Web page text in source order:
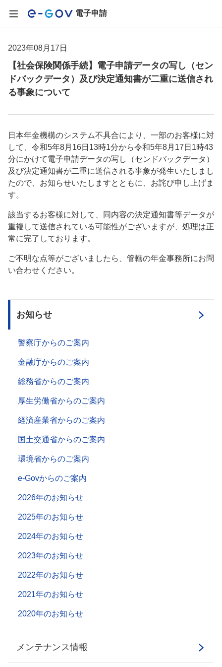
電子申請
2023年08月17日
【社会保険関係手続】電子申請データの写し（セン
ドバックデータ）及び決定通知書が二重に送信され
る事象について
日本年金機構のシステム不具合により、一部のお客様に対
して、令和5年8月16日13時1分から令和5年8月17日1時43
分にかけて電子申請データの写し（センドバックデータ）
及び決定通知書が二重に送信される事象が発生いたしまし
たので、お知らせいたしますとともに、お詫び申し上げま
す。
該当するお客様に対して、同内容の決定通知書等データが
重複して送信されている可能性がございますが、処理は正
常に完了しております。
ご不明な点等がございましたら、管轄の年金事務所にお問
い合わせください。
お知らせ
警察庁からのご案内
金融庁からのご案内
総務省からのご案内
厚生労働省からのご案内
経済産業省からのご案内
国土交通省からのご案内
環境省からのご案内
e-Govからのご案内
2026年のお知らせ
2025年のお知らせ
2024年のお知らせ
2023年のお知らせ
2022年のお知らせ
2021年のお知らせ
2020年のお知らせ
メンテナンス情報